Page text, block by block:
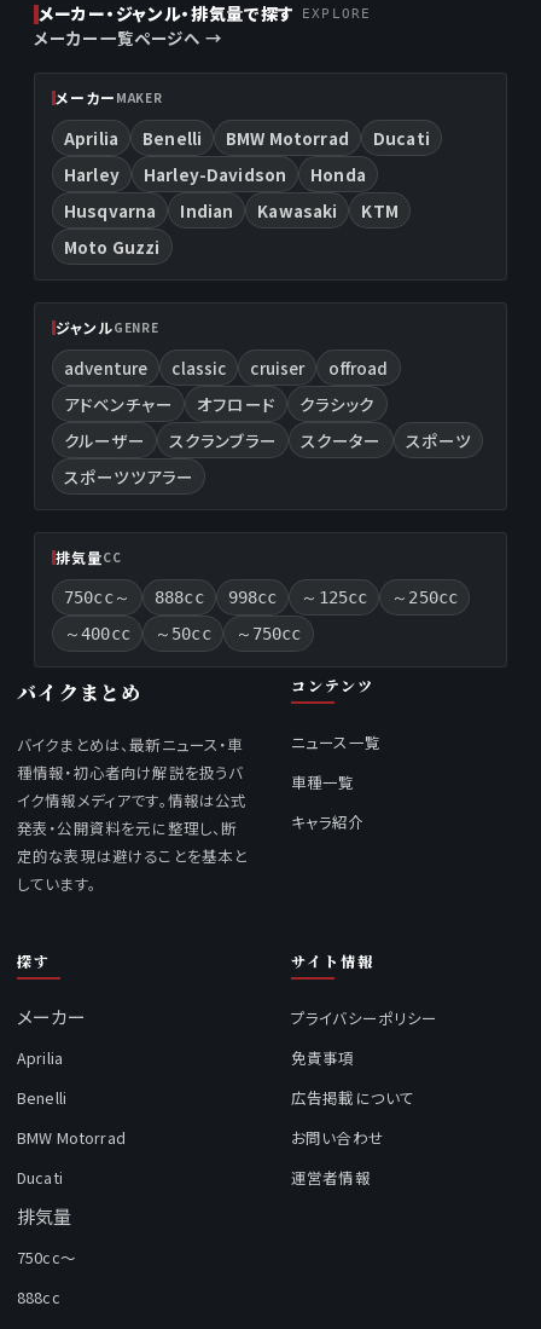
メーカー・ジャンル・排気量で探す EXPLORE
メーカー一覧ページへ →
メーカー MAKER
Aprilia Benelli BMW Motorrad
Ducati
Harley
Harley-Davidson
Honda
Husqvarna
Indian Kawasaki
KTM
Moto Guzzi
ジャンルGENRE
adventure classic cruiser
offroad
アドベンチャー
オフロード
クラシック
クルーザー
スクランブラー スクーター
スポーツ
スポーツツアラー
排気量CC
750cc～ 888cc 998cc ～125cc
～250cc
～400cc
～50cc ～750cc
バイクまとめ
バイクまとめは、最新ニュース・車
種情報・初心者向け解説を扱うバ
イク情報メディアです。情報は公式
発表・公開資料を元に整理し、断
定的な表現は避けることを基本と
しています。
コンテンツ
ニュース一覧
車種一覧
キャラ紹介
探す
メーカー
Aprilia
Benelli
BMW Motorrad
Ducati
排気量
750cc～
888cc
サイト情報
プライバシーポリシー
免責事項
広告掲載について
お問い合わせ
運営者情報